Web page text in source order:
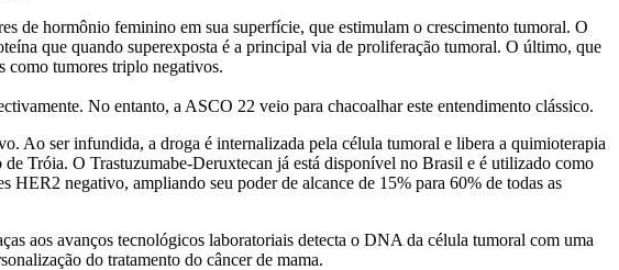
de hormônio feminino em sua superfície, que estimulam o crescimento tumoral. O
que quando superexposta é a principal via de proliferação tumoral. O último, que
como tumores triplo negativos.
No entanto, a ASCO 22 veio para chacoalhar este entendimento clássico.
Ao ser infundida, a droga é internalizada pela célula tumoral e libera a quimioterapia
Tróia. O Trastuzumabe-Deruxtecan já está disponível no Brasil e é utilizado como
HER2 negativo, ampliando seu poder de alcance de 15% para 60% de todas as
aos avanços tecnológicos laboratoriais detecta o DNA da célula tumoral com uma
do tratamento do câncer de mama.